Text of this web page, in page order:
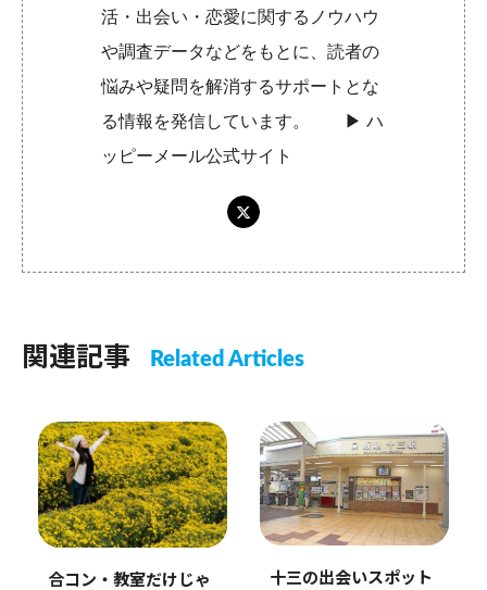
活・出会い・恋愛に関するノウハウ
や調査データなどをもとに、読者の
悩みや疑問を解消するサポートとな
る情報を発信しています。 ▶︎ハ
ッピーメール公式サイト
関連記事 Related Articles
合コン・教室だけじゃ
十三の出会いスポット